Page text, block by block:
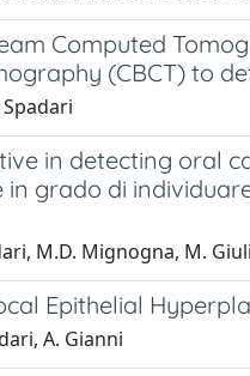
Computed
(CBCT) to
in detecting
in grado di
M.D. Mignogna, M.
Epithelial
A. Gianni